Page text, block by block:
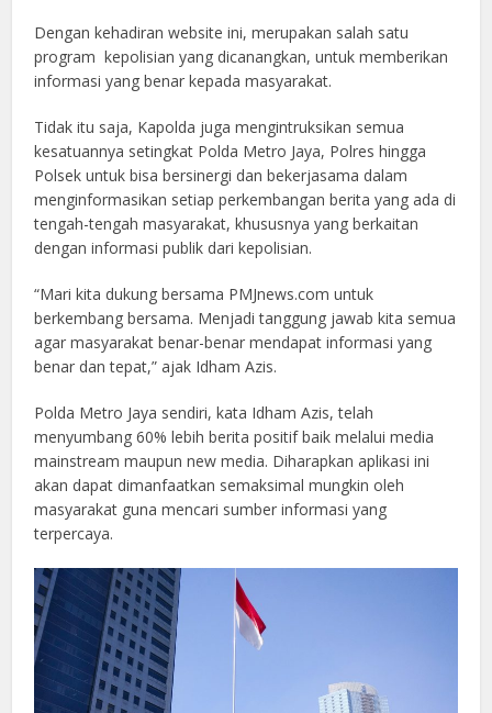
Dengan kehadiran website ini, merupakan salah satu
program kepolisian yang dicanangkan, untuk memberikan
informasi yang benar kepada masyarakat.
Tidak itu saja, Kapolda juga mengintruksikan semua
kesatuannya setingkat Polda Metro Jaya, Polres hingga
Polsek untuk bisa bersinergi dan bekerjasama dalam
menginformasikan setiap perkembangan berita yang ada di
tengah-tengah masyarakat, khususnya yang berkaitan
dengan informasi publik dari kepolisian.
“Mari kita dukung bersama PMJnews.com untuk
berkembang bersama. Menjadi tanggung jawab kita semua
agar masyarakat benar-benar mendapat informasi yang
benar dan tepat,” ajak Idham Azis.
Polda Metro Jaya sendiri, kata Idham Azis, telah
menyumbang 60% lebih berita positif baik melalui media
mainstream maupun new media. Diharapkan aplikasi ini
akan dapat dimanfaatkan semaksimal mungkin oleh
masyarakat guna mencari sumber informasi yang
terpercaya.